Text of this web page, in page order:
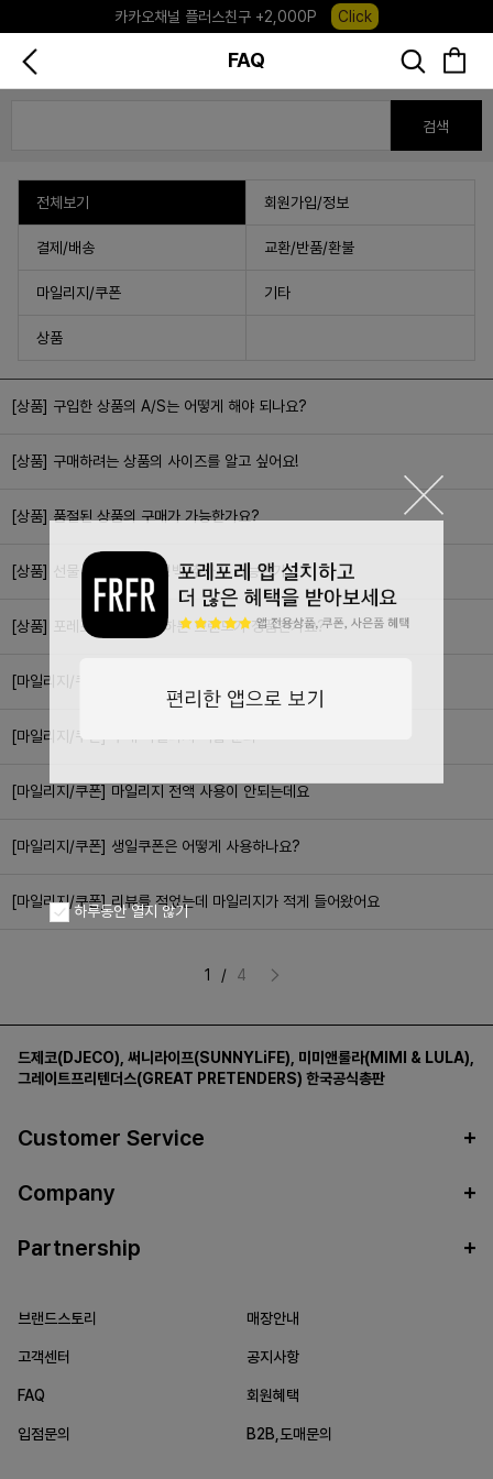
카카오채널 플러스친구 +2,000P
Click
포레포레 앱 다운로드 +3,000P
FAQ
검색
전체보기 회원가입/정보
결제/배송 교환/반품/환불
마일리지/쿠폰 기타
상품
[상품] 구입한 상품의 A/S는 어떻게 해야 되나요?
[상품] 구매하려는 상품의 사이즈를 알고 싶어요!
[상품] 품절된 상품의 구매가 가능한가요?
[상품] 선물 포장 또는 쇼핑백 추가가 가능한가요?
[상품] 포레포레에서 판매하는 브랜드가 정품인가요?
[마일리지/쿠폰] 신규회원 쿠폰은 어떻게 사용하나요?
[마일리지/쿠폰] 구매 마일리지 적립 문의
[마일리지/쿠폰] 마일리지 전액 사용이 안되는데요
[마일리지/쿠폰] 생일쿠폰은 어떻게 사용하나요?
[마일리지/쿠폰] 리뷰를 적었는데 마일리지가 적게 들어왔어요
1 / 4
드제코(DJECO) 써니라이프(SUNNYLiFE) 미미앤룰라(MIMI & LULA)
그레이트프리텐더스(GREAT PRETENDERS) 한국공식총판
Customer Service
Company
Partnership
브랜드스토리 매장안내
고객센터 공지사항
FAQ 회원혜택
입점문의 B2B,도매문의
하루동안 열지 않기